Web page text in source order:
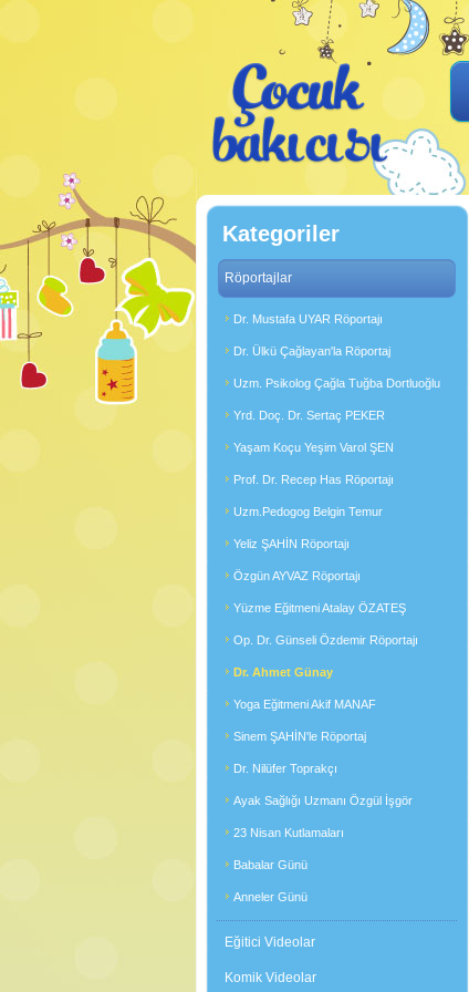
Kategoriler
Röportajlar
Dr. Mustafa UYAR Röportajı
Dr. Ülkü Çağlayan'la Röportaj
Uzm. Psikolog Çağla Tuğba Dortluoğlu
Yrd. Doç. Dr. Sertaç PEKER
Yaşam Koçu Yeşim Varol ŞEN
Prof. Dr. Recep Has Röportajı
Uzm.Pedogog Belgin Temur
Yeliz ŞAHİN Röportajı
Özgün AYVAZ Röportajı
Yüzme Eğitmeni Atalay ÖZATEŞ
Op. Dr. Günseli Özdemir Röportajı
Dr. Ahmet Günay
Yoga Eğitmeni Akif MANAF
Sinem ŞAHİN'le Röportaj
Dr. Nilüfer Toprakçı
Ayak Sağlığı Uzmanı Özgül İşgör
23 Nisan Kutlamaları
Babalar Günü
Anneler Günü
Eğitici Videolar
Komik Videolar